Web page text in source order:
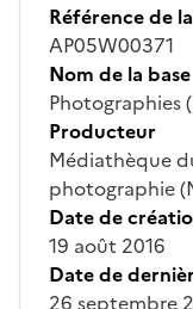
Référence de
AP05W00371
Nom de la base
Photographies
Producteur
Médiathèque
photographie
Date de
19 août 2016
Date de
26 septembre